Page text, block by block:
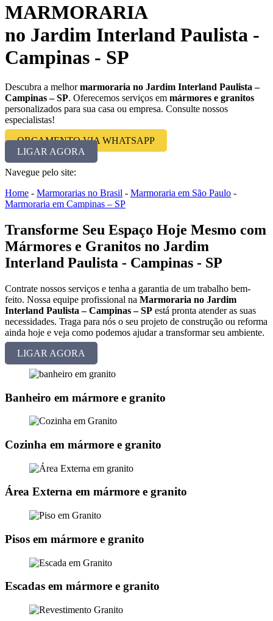
MARMORARIA
no Jardim Interland Paulista -
Campinas - SP
Descubra a melhormarmoraria no Jardim Interland Paulista –
Campinas – SP. Oferecemos serviços em mármores e granitos
personalizados para sua casa ou empresa. Consulte nossos
especialistas!
ORÇAMENTO VIA WHATSAPP
LIGAR AGORA
Navegue pelo site:
Home - Marmorarias no Brasil - Marmoraria em São Paulo -
Marmoraria em Campinas – SP
Transforme Seu Espaço Hoje Mesmo com
Mármores e Granitos no Jardim
Interland Paulista - Campinas - SP
Contrate nossos serviços e tenha a garantia de um trabalho bem-
feito. Nossa equipe profissional na Marmoraria no Jardim
Interland Paulista – Campinas – SP está pronta atender as suas
necessidades. Traga para nós o seu projeto de construção ou reforma
ainda hoje e veja como podemos ajudar a transformar seu ambiente.
LIGAR AGORA
Banheiro em mármore e granito
Cozinha em mármore e granito
Área Externa em mármore e granito
Pisos em mármore e granito
Escadas em mármore e granito